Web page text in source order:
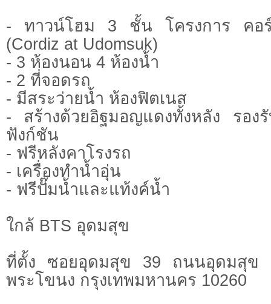
- ทาวน์โฮม 3 ชั้น โครงการ ค
(Cordiz at Udomsuk)
- 3 ห้องนอน 4 ห้องน้ำ
- 2 ที่จอดรถ
- มีสระว่ายน้ำ ห้องฟิตเนส
- สร้างด้วยอิฐมอญแดงทั้งหลัง รอง
ฟังก์ชัน
- ฟรีหลังคาโรงรถ
- เครื่องทำน้ำอุ่น
- ฟรีปั๊มน้ำและแท้งค์น้ำ
ใกล้ BTS อุดมสุข
ที่ตั้ง ซอยอุดมสุข 39 ถนนอุดมสุข
พระโขนง กรุงเทพมหานคร 10260